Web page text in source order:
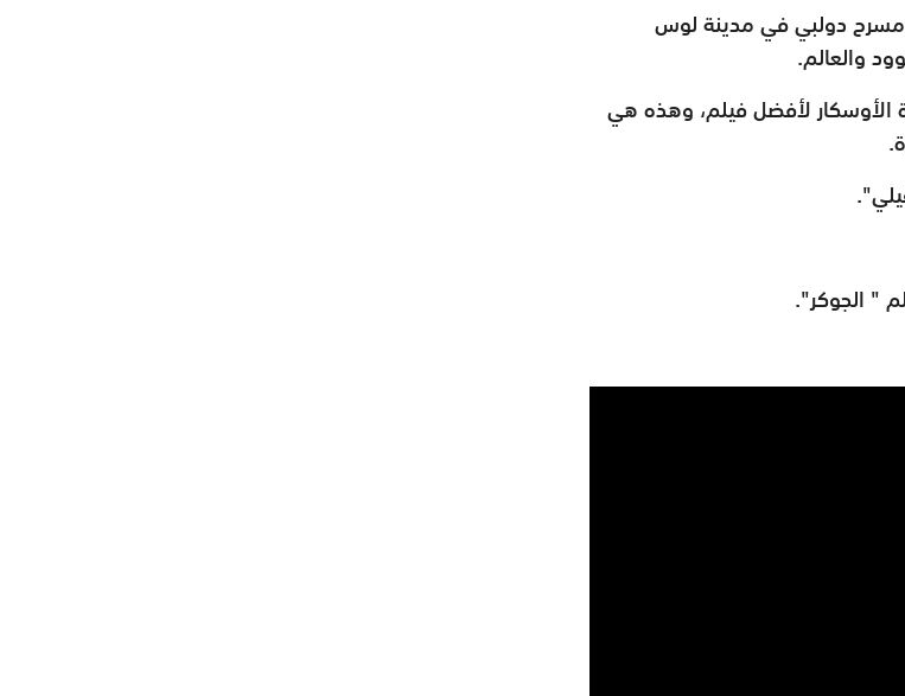
توزيع جوائز الأوسكار في دورته الـ 92، على مسرح دولبي في مدينة لوس
والعالم.
الأوسكار لأفضل فيلم، وهذه هي
.
" الجوكر".